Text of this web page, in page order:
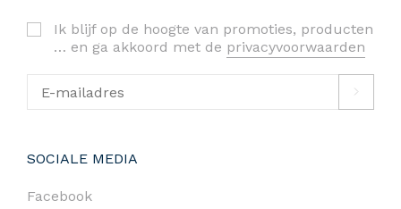
Ik blijf op de hoogte van promoties, producten
… en ga akkoord met de privacyvoorwaarden
SOCIALE MEDIA
Facebook